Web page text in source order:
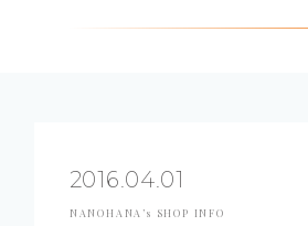
2016.04.01
NANOHANA’s SHOP INFO